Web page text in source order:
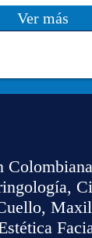
Ver más